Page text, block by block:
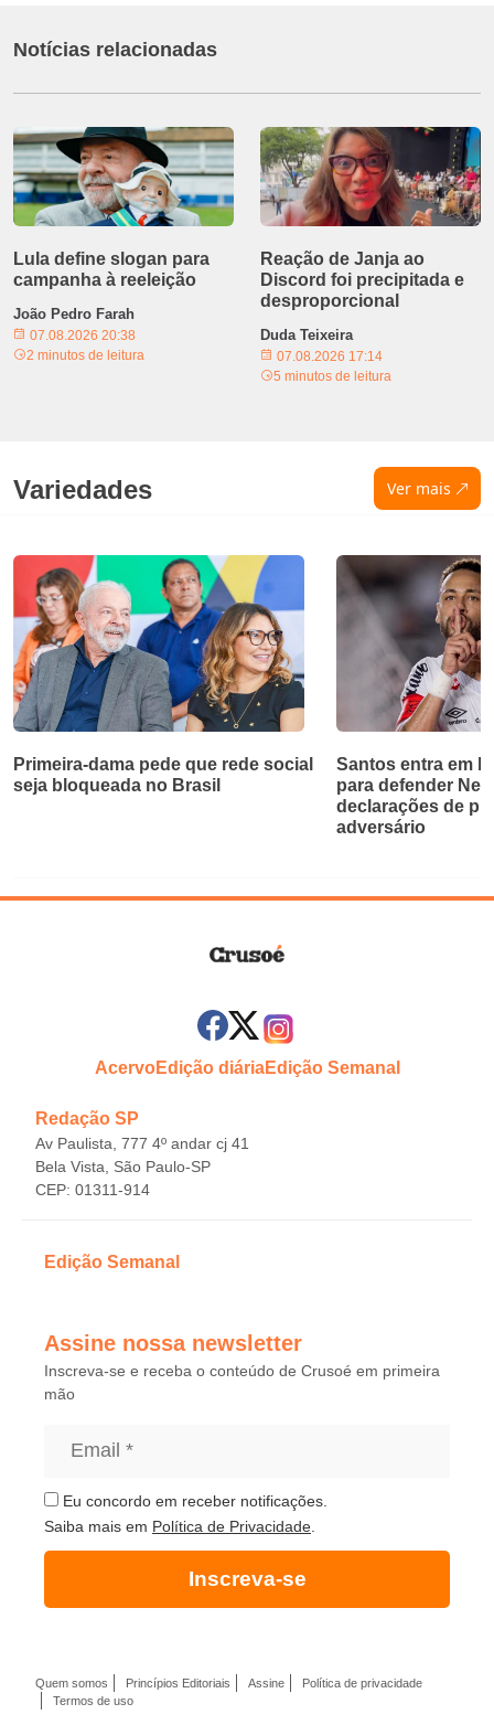
Notícias relacionadas
Lula define slogan para
campanha à reeleição
João Pedro Farah
07.08.2026 20:38
2 minutos de leitura
Reação de Janja ao
Discord foi precipitada e
desproporcional
Duda Teixeira
07.08.2026 17:14
5 minutos de leitura
Variedades Ver mais
Primeira-dama pede que rede social
seja bloqueada no Brasil
Santos entra em
para defender
declarações de
adversário
AcervoEdição diáriaEdição Semanal
Redação SP
Av Paulista, 777 4º andar cj 41
Bela Vista, São Paulo-SP
CEP: 01311-914
Edição Semanal
Assine nossa newsletter
Inscreva-se e receba o conteúdo de Crusoé em primeira
mão
Eu concordo em receber notificações.
Saiba mais em Política de Privacidade
Inscreva-se
Quem somos Princípios Editoriais Assine
Política de privacidade
Termos de uso